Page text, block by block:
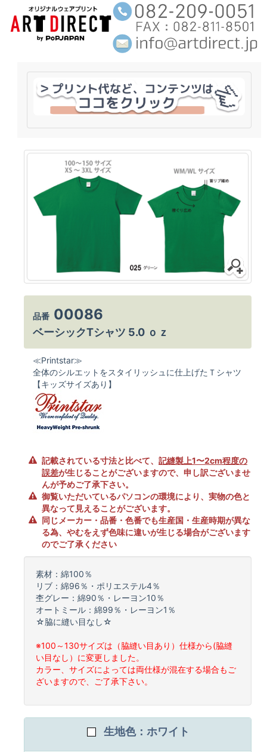
品番 00086
ベーシックTシャツ 5.0 ｏｚ
≪Printstar≫
全体のシルエットをスタイリッシュに仕上げたＴシャツ
【キッズサイズあり】
記載されている寸法と比べて、 記縫製上1〜2cm程度の
誤差が生じることがございますので、申し訳ございませ
んが予めご了承下さい。
御覧いただいているパソコンの環境により、実物の色と
異なって見えることがございます。
同じメーカー・品番・色番でも生産国・生産時期が異な
る為、やむをえず色味に違いが生じる場合がございます
のでご了承ください
素材：綿100％
リブ：綿96％・ポリエステル4％
杢グレー：綿90％・レーヨン10％
オートミール：綿99％・レーヨン1％
☆脇に縫い目なし☆
※100～130サイズは（脇縫い目あり）仕様から(脇縫
い目なし）に変更しました。
カラー、サイズによっては両仕様が混在する場合もご
ざいますので、ご了承下さい。
生地色：ホワイト